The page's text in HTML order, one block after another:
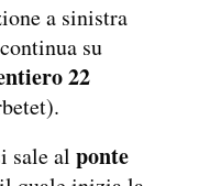
a sinistra
su
22
sale al ponte